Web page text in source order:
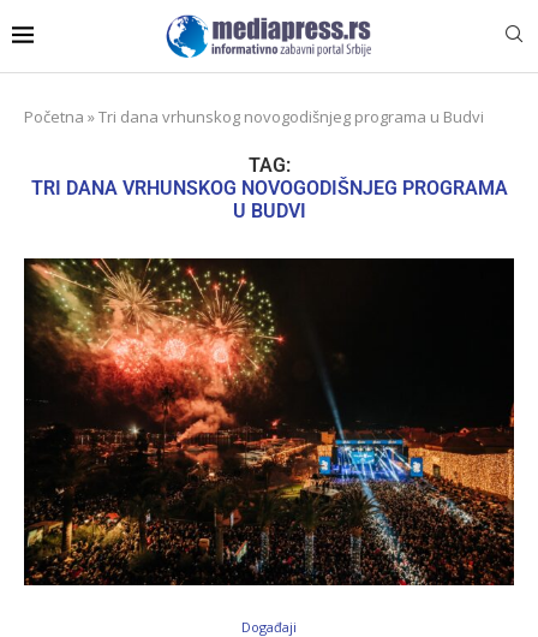
Početna »Tri dana vrhunskog novogodišnjeg programa u Budvi
TAG:
TRI DANA VRHUNSKOG NOVOGODIŠNJEG PROGRAMA
U BUDVI
Događaji